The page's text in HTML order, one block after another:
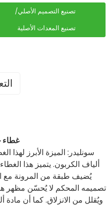
تصنيع التصميم الأصلي/
تصنيع المعدات الأصلية
غطاء
سونليدر: الميزة الأبرز
ألياف الكربون. يتميز هذا
يُضيف طبقة من المرونة مع
تصميمه المحكم لا يُحسّن مظهر
ويُقلل من الانزلاق. كما أن